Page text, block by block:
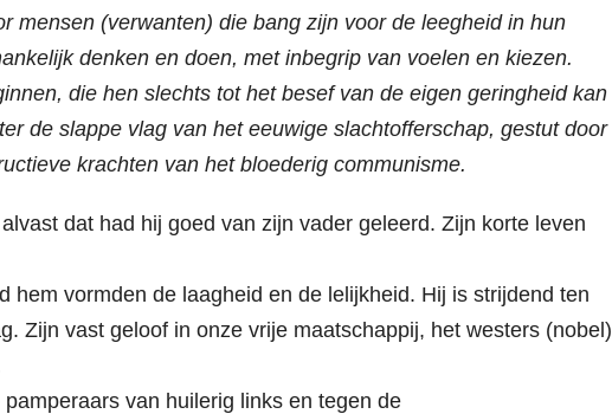
mensen (verwanten) die bang zijn voor de leegheid in hun
denken en doen, met inbegrip van voelen en kiezen.
die hen slechts tot het besef van de eigen geringheid kan
de slappe vlag van het eeuwige slachtofferschap, gestut door
krachten van het bloederig communisme.
alvast dat had hij goed van zijn vader geleerd. Zijn korte leven
hem vormden de laagheid en de lelijkheid. Hij is strijdend ten
Zijn vast geloof in onze vrije maatschappij, het westers (nobel)
van huilerig links en tegen de